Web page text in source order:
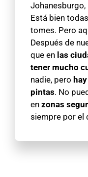
Johanesburgo,
Está bien
tomes. Pero
Después de
que en las
tener mucho
nadie, pero
pintas. No
en zonas
siempre por el